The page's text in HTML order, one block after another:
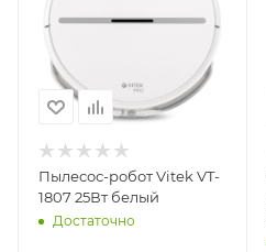
Пылесос-робот Vitek VT-
1807 25Вт белый
Достаточно